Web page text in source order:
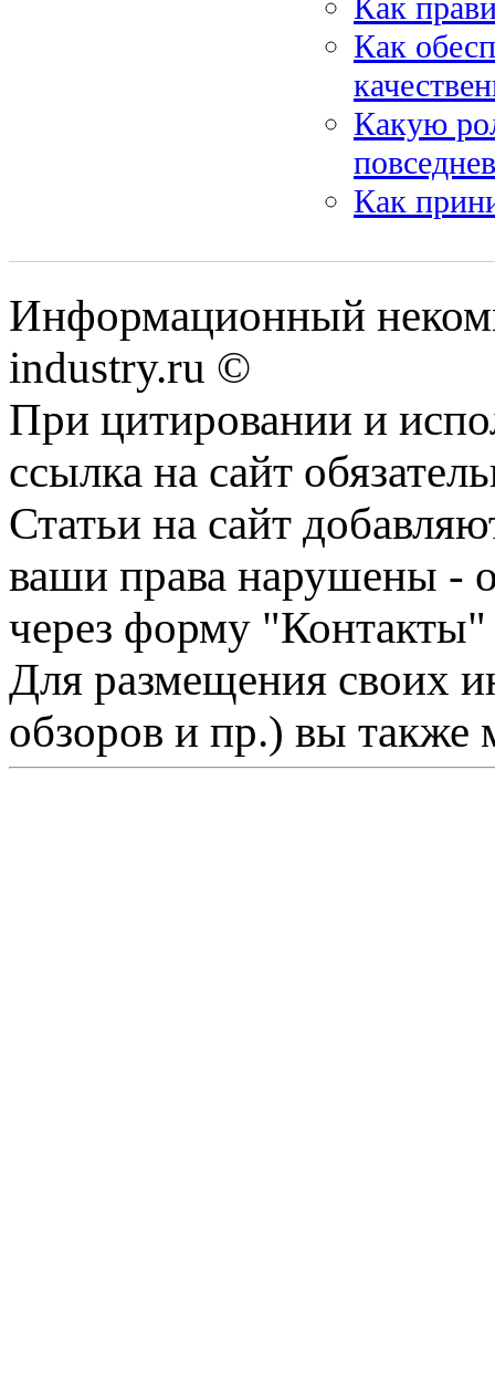
Как
Как
Какую
Как
Информационный
industry.ru ©
При цитировании и
ссылка на сайт
Статьи на сайт
ваши права нарушены -
через форму "Контакты"
Для размещения своих
обзоров и пр.) вы также